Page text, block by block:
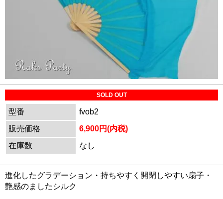
SOLD OUT
型番
fvob2
販売価格
6,900円(内税)
在庫数
なし
進化したグラデーション・持ちやすく開閉しやすい扇子・
艶感のましたシルク